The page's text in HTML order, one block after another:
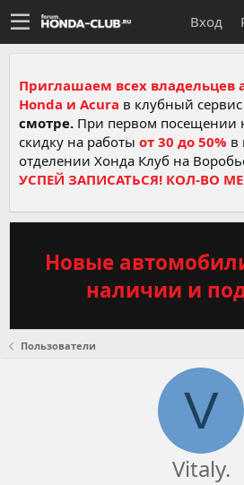
Вход
Приглашаем всех владельцев
Honda и Acura в клубный сервис
смотре. При первом посещении
скидку на работы от 30 до 50% в
отделении Хонда Клуб на
УСПЕЙ ЗАПИСАТЬСЯ! КОЛ-ВО
Новые
наличии и
Пользователи
V
Vitaly.